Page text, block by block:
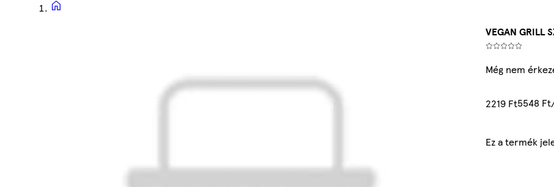
VEGAN GRILL
Még nem
2219 Ft5548
Ez a termék